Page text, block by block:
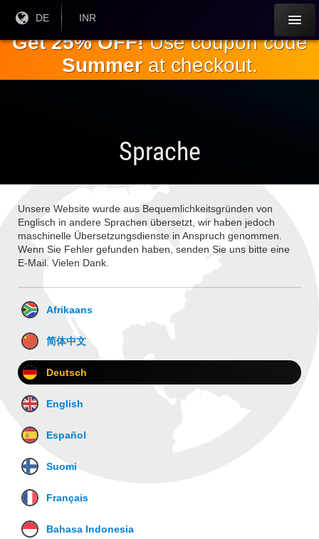
Hauptinhalt
Aktuelle
Sprache:
DE
Aktuelle
INR
Get 25% OFF!Use coupon code
Summerat checkout.
Sprache
Unsere Website wurde aus Bequemlichkeitsgründen von
Englisch in andere Sprachen übersetzt, wir haben jedoch
maschinelle Übersetzungsdienste in Anspruch genommen.
Wenn Sie Fehler gefunden haben, senden Sie uns bitte eine
E-Mail. Vielen Dank.
Afrikaans
简体中文
Deutsch
English
Español
Suomi
Français
Bahasa Indonesia